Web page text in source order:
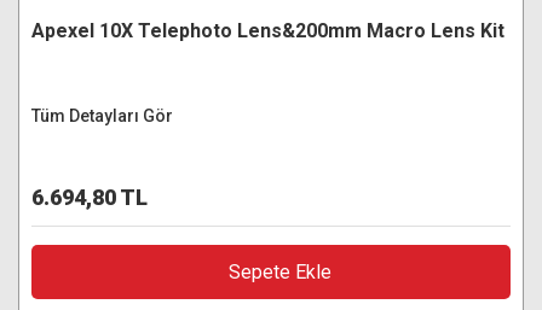
Apexel 10X Telephoto Lens&200mm Macro Lens Kit
Tüm Detayları Gör
6.694,80 TL
Sepete Ekle